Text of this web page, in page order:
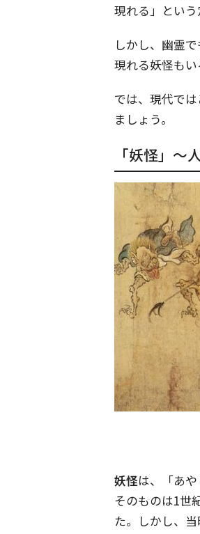
現れる」という
しかし、幽霊
現れる妖怪も
では、現代で
ましょう。
「妖怪」～
妖怪は、「あ
そのものは1世
た。しかし、